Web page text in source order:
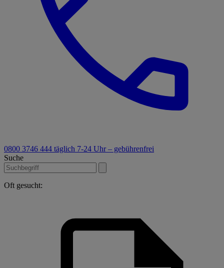
0800 3746 444 täglich 7-24 Uhr – gebührenfrei
Suche
Oft gesucht: